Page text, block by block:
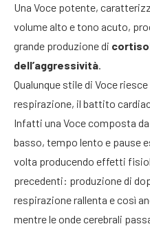
Una Voce potente,
volume alto e tono acuto,
grande produzione di
dell’aggressività.
Qualunque stile di Voce
respirazione, il battito
Infatti una Voce composta
basso, tempo lento e pause
volta producendo effetti
precedenti: produzione di
respirazione rallenta e così
mentre le onde cerebrali